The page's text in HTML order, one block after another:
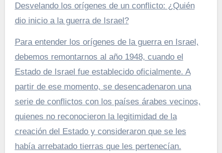
Desvelando los orígenes de un conflicto: ¿Quién
dio inicio a la guerra de Israel?
Para entender los orígenes de la guerra en Israel,
debemos remontarnos al año 1948, cuando el
Estado de Israel fue establecido oficialmente. A
partir de ese momento, se desencadenaron una
serie de conflictos con los países árabes vecinos,
quienes no reconocieron la legitimidad de la
creación del Estado y consideraron que se les
había arrebatado tierras que les pertenecían.